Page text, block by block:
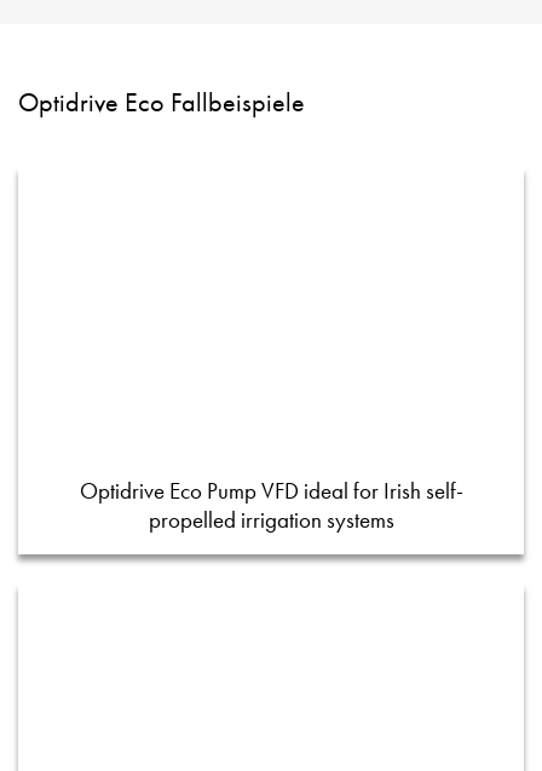
Optidrive Eco Fallbeispiele
Optidrive Eco Pump VFD ideal for Irish self-
propelled irrigation systems